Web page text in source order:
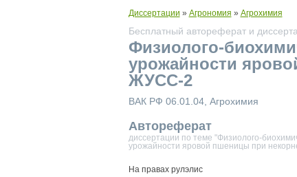
Диссертации » Агрономия » Агрохимия
Бесплатный автореферат и
Физиолого-
урожайности
ЖУСС-2
ВАК РФ 06.01.04, Агрохимия
Автореферат
диссертации по теме "Физиолого-
урожайности яровой пшеницы при
На правах рулэлис